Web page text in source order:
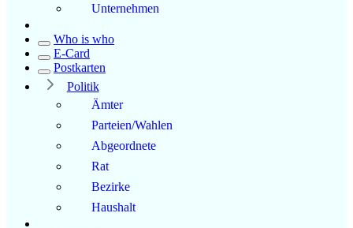
Unternehmen
Who is who
E-Card
Postkarten
Politik
Ämter
Parteien/Wahlen
Abgeordnete
Rat
Bezirke
Haushalt